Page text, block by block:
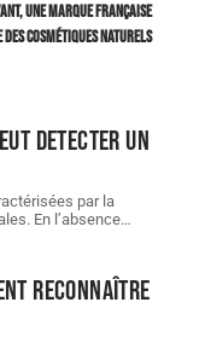
une marque française
des cosmétiques naturels
detecter un
par la
En l’absence…
reconnaître